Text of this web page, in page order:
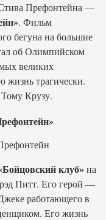
Префонтейна —
. Фильм
бегуна на большие
об Олимпийском
великих
жизнь трагически.
Тому Крузу.
клуб»на
Питт. Его герой —
работающего в
Его жизнь